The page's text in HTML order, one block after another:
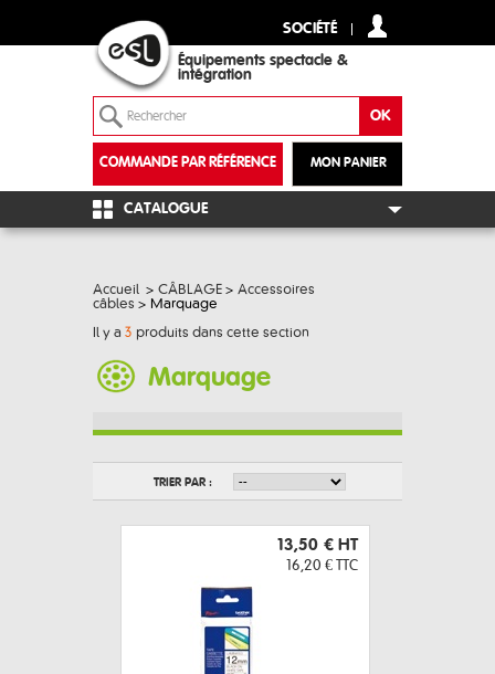
SOCIÉTÉ
Équipements spectacle &
intégration
MON PANIER
COMMANDE PAR RÉFÉRENCE
+
CATALOGUE
Accueil > CÂBLAGE > Accessoires
câbles > Marquage
Il y a 3 produits dans cette section
Marquage
TRIER PAR :
13,50 € HT
16,20 € TTC